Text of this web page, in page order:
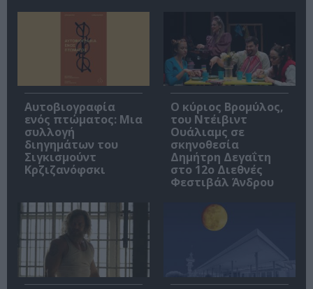
Αυτοβιογραφία
ενός πτώματος: Μια
συλλογή
διηγημάτων του
Σιγκισμούντ
Κρζιζανόφσκι
O κύριος Βρομύλος,
του Ντέιβιντ
Ουάλιαμς σε
σκηνοθεσία
Δημήτρη Δεγαΐτη
στο 12ο Διεθνές
Φεστιβάλ Άνδρου